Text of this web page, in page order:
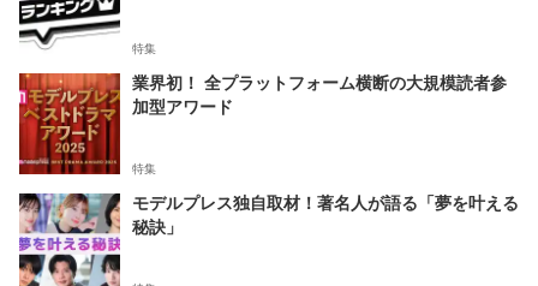
特集
業界初！ 全プラットフォーム横断の大規模読者参
加型アワード
特集
モデルプレス独自取材！著名人が語る「夢を叶える
秘訣」